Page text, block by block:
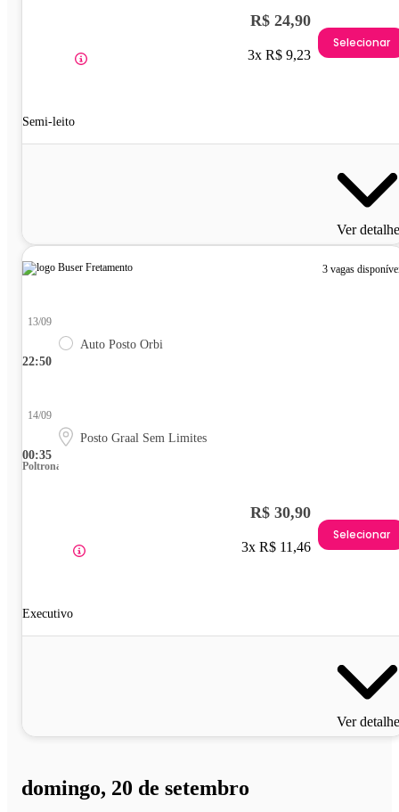
Semi-leito
R$ 24,90
3x R$ 9,23
Selecionar
Ver
3 vagas
22:50
13/09
Auto Posto Orbi
00:35
14/09
Posto Graal Sem Limites
Poltrona
Executivo
R$ 30,90
3x R$ 11,46
Selecionar
Ver
domingo, 20 de setembro